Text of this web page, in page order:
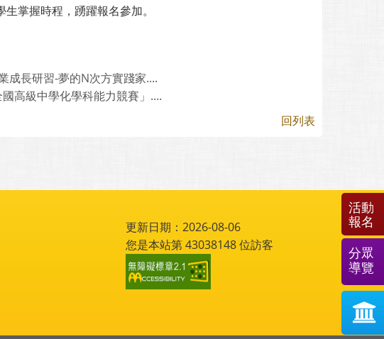
掌握時程，踴躍報名參加。
成長研習-夢的N次方實踐家....
高級中學化學科能力競賽」....
回列表
更新日期：2026-08-06
您是本站第43038148位訪客
活動
報名
分眾
導覽